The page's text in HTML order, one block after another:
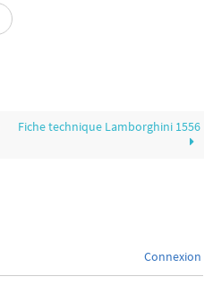
Fiche technique Lamborghini 1556
Connexion